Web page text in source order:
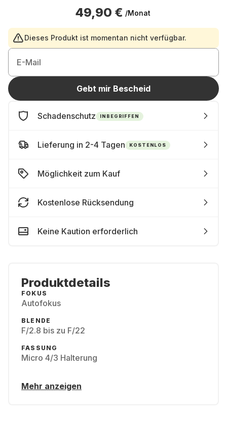
49,90 € /Monat
Dieses Produkt ist momentan nicht verfügbar.
E-Mail
Gebt mir Bescheid
Schadenschutz INBEGRIFFEN
Lieferung in 2-4 Tagen KOSTENLOS
Möglichkeit zum Kauf
Kostenlose Rücksendung
Keine Kaution erforderlich
Produktdetails
FOKUS
Autofokus
BLENDE
F/2.8 bis zu F/22
FASSUNG
Micro 4/3 Halterung
Mehr anzeigen